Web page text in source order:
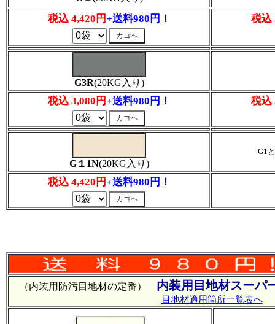
税込 4,420円+送料980円！ 税込
G3R(20KG入り)
税込 3,080円+送料980円！ 税込
G１1N(20KG入り)
G1
税込 4,420円+送料980円！
（内装用防汚目地材の定番） 内装用目地材スーパ
目地材適用箇所一覧表へ